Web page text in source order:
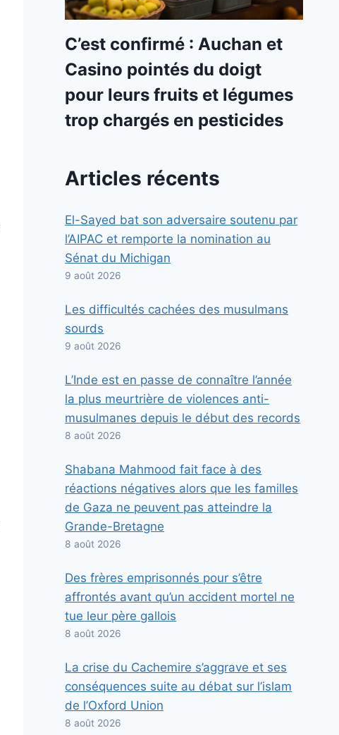
C’est confirmé : Auchan et
Casino pointés du doigt
pour leurs fruits et légumes
trop chargés en pesticides
Articles récents
El-Sayed bat son adversaire soutenu par
l’AIPAC et remporte la nomination au
Sénat du Michigan
9 août 2026
Les difficultés cachées des musulmans
sourds
9 août 2026
L’Inde est en passe de connaître l’année
la plus meurtrière de violences anti-
musulmanes depuis le début des records
8 août 2026
Shabana Mahmood fait face à des
réactions négatives alors que les familles
de Gaza ne peuvent pas atteindre la
Grande-Bretagne
8 août 2026
Des frères emprisonnés pour s’être
affrontés avant qu’un accident mortel ne
tue leur père gallois
8 août 2026
La crise du Cachemire s’aggrave et ses
conséquences suite au débat sur l’islam
de l’Oxford Union
8 août 2026